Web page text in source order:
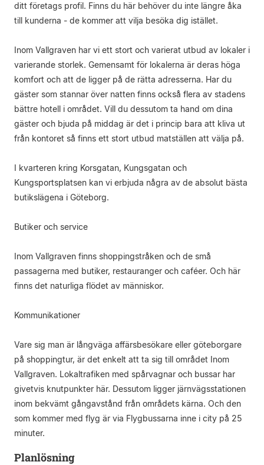
ditt företags profil. Finns du här behöver du inte längre åka
till kunderna - de kommer att vilja besöka dig istället.
Inom Vallgraven har vi ett stort och varierat utbud av lokaler i
varierande storlek. Gemensamt för lokalerna är deras höga
komfort och att de ligger på de rätta adresserna. Har du
gäster som stannar över natten finns också flera av stadens
bättre hotell i området. Vill du dessutom ta hand om dina
gäster och bjuda på middag är det i princip bara att kliva ut
från kontoret så finns ett stort utbud matställen att välja på.
I kvarteren kring Korsgatan, Kungsgatan och
Kungsportsplatsen kan vi erbjuda några av de absolut bästa
butikslägena i Göteborg.
Butiker och service
Inom Vallgraven finns shoppingstråken och de små
passagerna med butiker, restauranger och caféer. Och här
finns det naturliga flödet av människor.
Kommunikationer
Vare sig man är långväga affärsbesökare eller göteborgare
på shoppingtur, är det enkelt att ta sig till området Inom
Vallgraven. Lokaltrafiken med spårvagnar och bussar har
givetvis knutpunkter här. Dessutom ligger järnvägsstationen
inom bekvämt gångavstånd från områdets kärna. Och den
som kommer med flyg är via Flygbussarna inne i city på 25
minuter.
Planlösning